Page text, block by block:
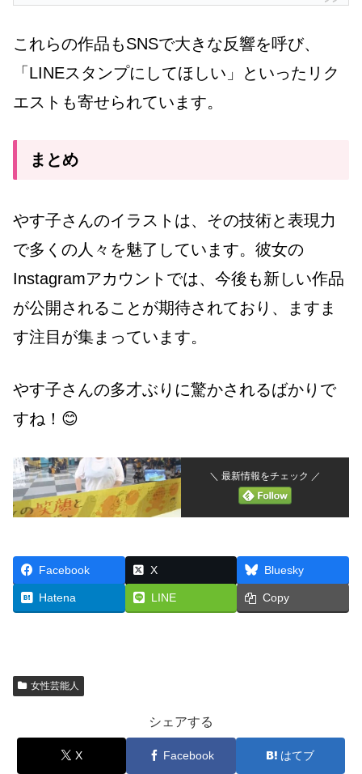
これらの作品もSNSで大きな反響を呼び、
「LINEスタンプにしてほしい」といったリク
エストも寄せられています。
まとめ
やす子さんのイラストは、その技術と表現力
で多くの人々を魅了しています。彼女の
Instagramアカウントでは、今後も新しい作品
が公開されることが期待されており、ますま
す注目が集まっています。
やす子さんの多才ぶりに驚かされるばかりで
すね！😊
＼ 最新情報をチェック ／
Facebook X Bluesky
Hatena LINE Copy
女性芸能人
シェアする
X Facebook はてブ